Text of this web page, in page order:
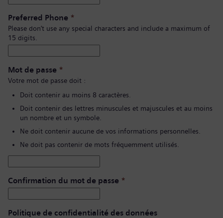
Preferred Phone *
Please don’t use any special characters and include a maximum of
15 digits.
Mot de passe *
Votre mot de passe doit :
Doit contenir au moins 8 caractères.
Doit contenir des lettres minuscules et majuscules et au moins
un nombre et un symbole.
Ne doit contenir aucune de vos informations personnelles.
Ne doit pas contenir de mots fréquemment utilisés.
Confirmation du mot de passe *
Politique de confidentialité des données